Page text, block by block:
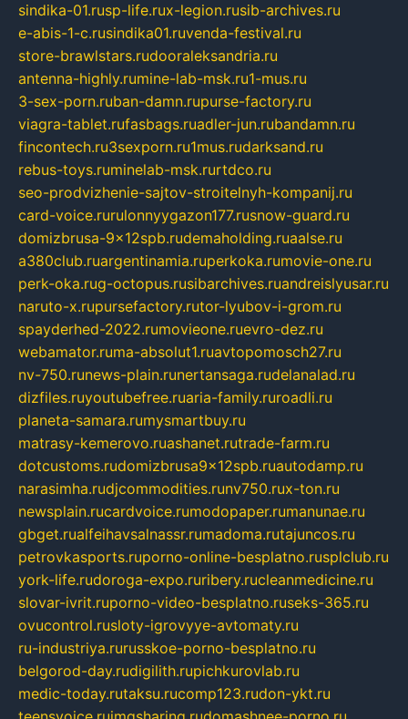
sindika-01.rusp-life.rux-legion.rusib-archives.ru
e-abis-1-c.rusindika01.ruvenda-festival.ru
store-brawlstars.rudooraleksandria.ru
antenna-highly.rumine-lab-msk.ru1-mus.ru
3-sex-porn.ruban-damn.rupurse-factory.ru
viagra-tablet.rufasbags.ruadler-jun.rubandamn.ru
fincontech.ru3sexporn.ru1mus.rudarksand.ru
rebus-toys.ruminelab-msk.rurtdco.ru
seo-prodvizhenie-sajtov-stroitelnyh-kompanij.ru
card-voice.rurulonnyygazon177.rusnow-guard.ru
domizbrusa-9x12spb.rudemaholding.ruaalse.ru
a380club.ruargentinamia.ruperkoka.rumovie-one.ru
perk-oka.rug-octopus.rusibarchives.ruandreislyusar.ru
naruto-x.rupursefactory.rutor-lyubov-i-grom.ru
spayderhed-2022.rumovieone.ruevro-dez.ru
webamator.ruma-absolut1.ruavtopomosch27.ru
nv-750.runews-plain.runertansaga.rudelanalad.ru
dizfiles.ruyoutubefree.ruaria-family.ruroadli.ru
planeta-samara.rumysmartbuy.ru
matrasy-kemerovo.ruashanet.rutrade-farm.ru
dotcustoms.rudomizbrusa9x12spb.ruautodamp.ru
narasimha.rudjcommodities.runv750.rux-ton.ru
newsplain.rucardvoice.rumodopaper.rumanunae.ru
gbget.rualfeihavsalnassr.rumadoma.rutajuncos.ru
petrovkasports.ruporno-online-besplatno.rusplclub.ru
york-life.rudoroga-expo.ruribery.rucleanmedicine.ru
slovar-ivrit.ruporno-video-besplatno.ruseks-365.ru
ovucontrol.rusloty-igrovyye-avtomaty.ru
ru-industriya.rurusskoe-porno-besplatno.ru
belgorod-day.rudigilith.rupichkurovlab.ru
medic-today.rutaksu.rucomp123.rudon-ykt.ru